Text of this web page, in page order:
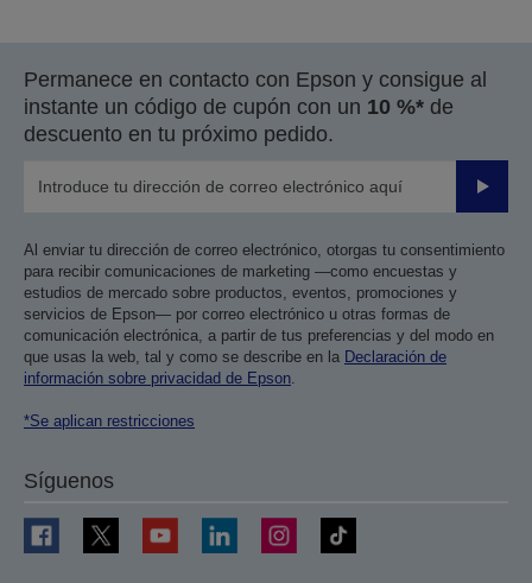
anterior
siguiente
Permanece en contacto con Epson y consigue al
instante un código de cupón con un 10 %* de
descuento en tu próximo pedido.
Enviar
Al enviar tu dirección de correo electrónico, otorgas tu consentimiento
para recibir comunicaciones de marketing —como encuestas y
estudios de mercado sobre productos, eventos, promociones y
servicios de Epson— por correo electrónico u otras formas de
comunicación electrónica, a partir de tus preferencias y del modo en
que usas la web, tal y como se describe en la Declaración de
información sobre privacidad de Epson.
*Se aplican restricciones
Síguenos